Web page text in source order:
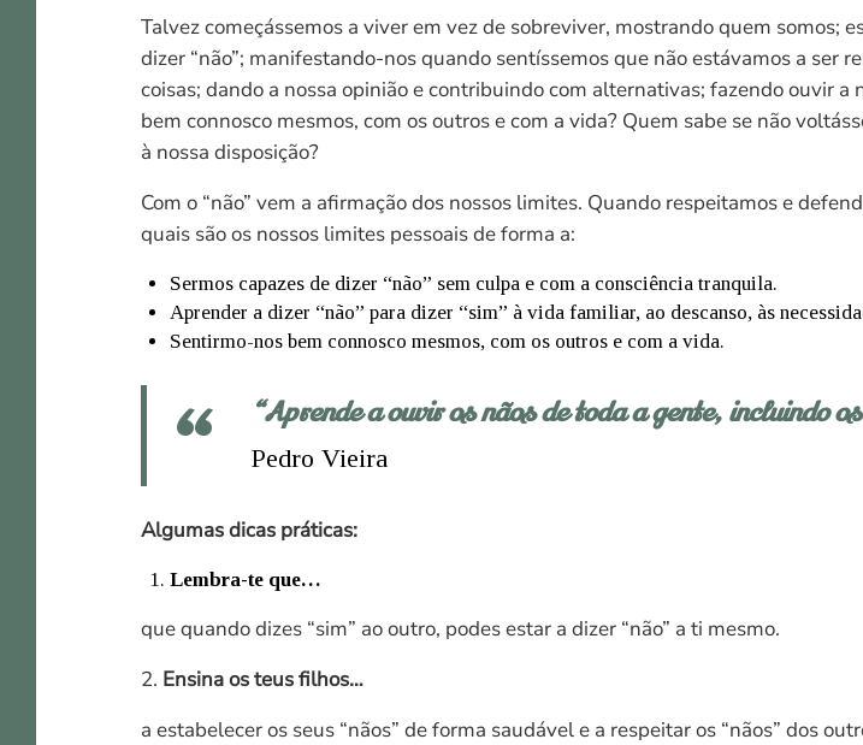
Talvez começássemos a viver em vez de sobreviver, mostrando quem somos;
dizer “não”; manifestando-nos quando sentíssemos que não estávamos a ser
coisas; dando a nossa opinião e contribuindo com alternativas; fazendo ouvir
bem connosco mesmos, com os outros e com a vida? Quem sabe se não
à nossa disposição?
Com o “não” vem a afirmação dos nossos limites. Quando respeitamos e
quais são os nossos limites pessoais de forma a:
Sermos capazes de dizer “não” sem culpa e com a consciência tranquila.
Aprender a dizer “não” para dizer “sim” à vida familiar, ao descanso, às
Sentirmo-nos bem connosco mesmos, com os outros e com a vida.
“Aprende a ouvir os nãos de toda a gente, incluindo
Pedro Vieira
Algumas dicas práticas:
Lembra-te que…
que quando dizes “sim” ao outro, podes estar a dizer “não” a ti mesmo.
2. Ensina os teus filhos…
a estabelecer os seus “nãos” de forma saudável e a respeitar os “nãos” dos